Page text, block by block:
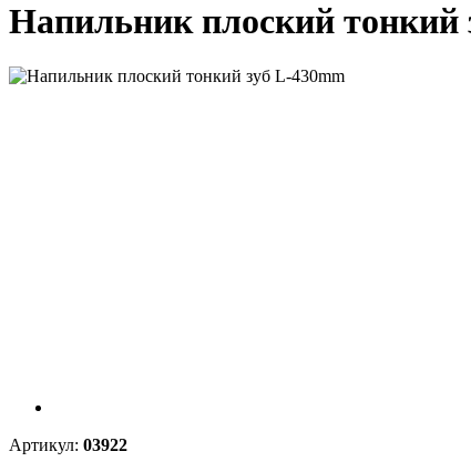
Напильник плоский тонкий
Артикул: 03922